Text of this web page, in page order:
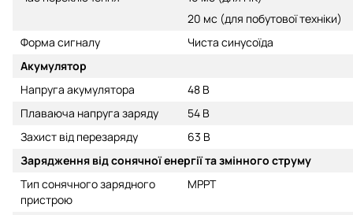
20 мс (для побутової техніки)
Форма сигналу
Чиста синусоїда
Акумулятор
Напруга акумулятора
48 В
Плаваюча напруга заряду
54 В
Захист від перезаряду
63 В
Зарядження від сонячної енергії та змінного струму
Тип сонячного зарядного
пристрою
МРРТ